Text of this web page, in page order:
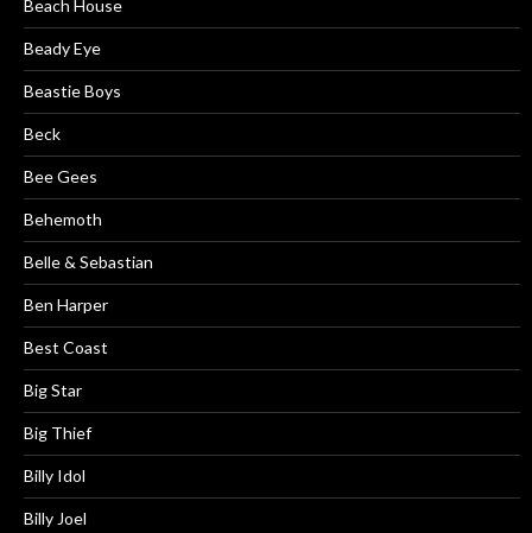
Beach House
Beady Eye
Beastie Boys
Beck
Bee Gees
Behemoth
Belle & Sebastian
Ben Harper
Best Coast
Big Star
Big Thief
Billy Idol
Billy Joel